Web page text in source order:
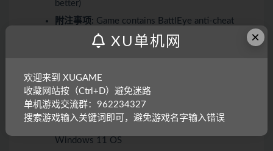
better)
附注事项: Game contains BattlEye anti-cheat
technology and VMProtect anti-piracy
technology.
推荐配置:
操作系统 *:Originally released for Windows 7,
Windows 11 OS
×
XU单机网
欢迎来到 XUGAME
收藏网站按（Ctrl+D）避免迷路
单机游戏交流群：962234327
搜索游戏输入关键词即可，避免游戏名字输入错误